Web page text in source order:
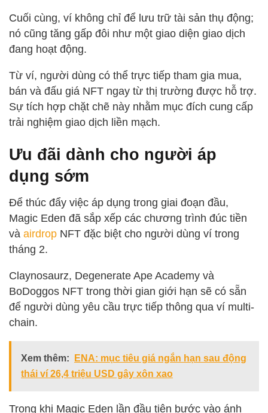
Cuối cùng, ví không chỉ để lưu trữ tài sản thụ động;
nó cũng tăng gấp đôi như một giao diện giao dịch
đang hoạt động.
Từ ví, người dùng có thể trực tiếp tham gia mua,
bán và đấu giá NFT ngay từ thị trường được hỗ trợ.
Sự tích hợp chặt chẽ này nhằm mục đích cung cấp
trải nghiệm giao dịch liền mạch.
Ưu đãi dành cho người áp
dụng sớm
Để thúc đẩy việc áp dụng trong giai đoạn đầu,
Magic Eden đã sắp xếp các chương trình đúc tiền
và airdrop NFT đặc biệt cho người dùng ví trong
tháng 2.
Claynosaurz, Degenerate Ape Academy và
BoDoggos NFT trong thời gian giới hạn sẽ có sẵn
để người dùng yêu cầu trực tiếp thông qua ví multi-
chain.
Xem thêm:
ENA: mục tiêu giá ngắn hạn sau động
thái ví 26,4 triệu USD gây xôn xao
Trong khi Magic Eden lần đầu tiên bước vào ánh